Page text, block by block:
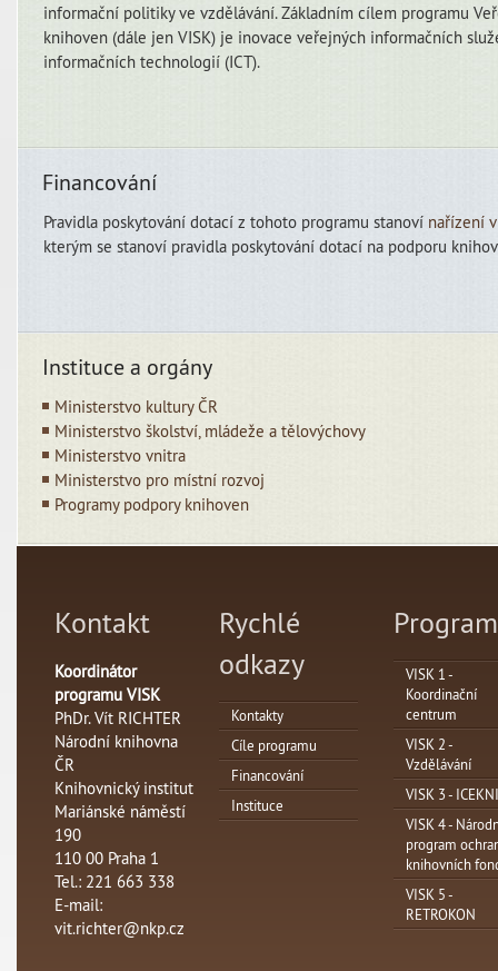
informační politiky ve vzdělávání. Základním cílem programu
knihoven (dále jen VISK) je inovace veřejných informačních
informačních technologií (ICT).
Financování
Pravidla poskytování dotací z tohoto programu stanoví nařízení
kterým se stanoví pravidla poskytování dotací na podporu
Instituce a orgány
Ministerstvo kultury ČR
Ministerstvo školství, mládeže a tělovýchovy
Ministerstvo vnitra
Ministerstvo pro místní rozvoj
Programy podpory knihoven
Kontakt
Koordinátor
programu VISK
PhDr. Vít RICHTER
Národní knihovna
ČR
Knihovnický institut
Mariánské náměstí
190
110 00 Praha 1
Tel.: 221 663 338
E-mail:
vit.richter@nkp.cz
Rychlé
odkazy
Kontakty
Cíle programu
Financování
Instituce
VISK 1 -
Koordinační
centrum
VISK 2 -
Vzdělávání
VISK 3 - ICEKNI
VISK 4 -
program
knihovních
VISK 5 -
RETROKON